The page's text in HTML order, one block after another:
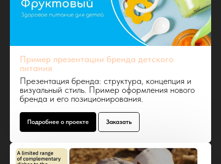
Пример презентации бренда детского
питания
Презентация бренда: структура, концепция и
визуальный стиль. Пример оформления нового
бренда и его позиционирования.
Подробнее о проекте Заказать